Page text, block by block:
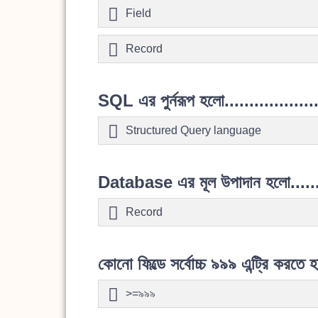
Field
Record
SQL এর পুর্নরূপ
Structured Query language
Database এর মূল উপাদান
Record
কোনো ফিল্ডে সর্বোচ্চ ৯৯৯ এন্ট্রি
>=৯৯৯